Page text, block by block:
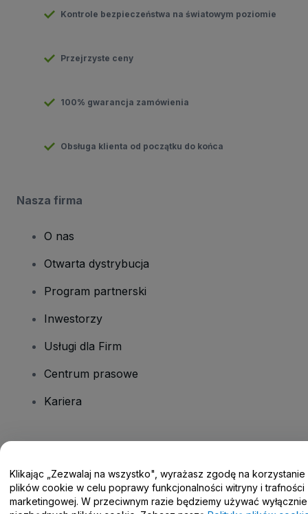
Kontrole bezpieczeństwa na światowym poziomie
Przejrzyste ceny
100% gwarancja zamówienia
Obsługa klienta od początku do końca
Nasza firma
O nas
Otwarta dystrybucja
Program partnerski
Inwestorzy
Usługi dla Firm
Centrum prasowe
Kariera
Centrum pomocy / Skontaktuj się z nami
Klikając „Zezwalaj na wszystko", wyrażasz zgodę na korzystanie
plików cookie w celu poprawy funkcjonalności witryny i trafności
marketingowej. W przeciwnym razie będziemy używać wyłącznie